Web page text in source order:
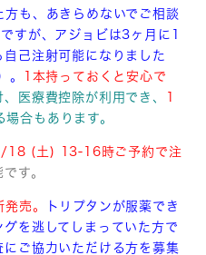
も、あきらめないでご相談
すが、アジョビは3ヶ月に1
己注射可能になりました
。
1本持っておくと安心で
医療費控除が利用でき、
1
場合もあります。
18 (土) 13-16時ご予約で注
す。
売。
トリプタンが服薬でき
を逃してしまっていた方で
ご協力いただける方を募集